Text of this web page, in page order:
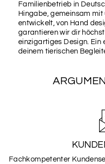
3
Familienbetrieb in
Hingabe, gemeinsam
entwickelt, von Hand
garantieren wir dir
einzigartiges Design.
deinem tierischen
Fachkompetenter